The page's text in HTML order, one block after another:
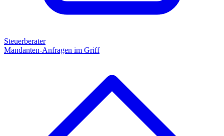
Steuerberater
Mandanten-Anfragen im Griff